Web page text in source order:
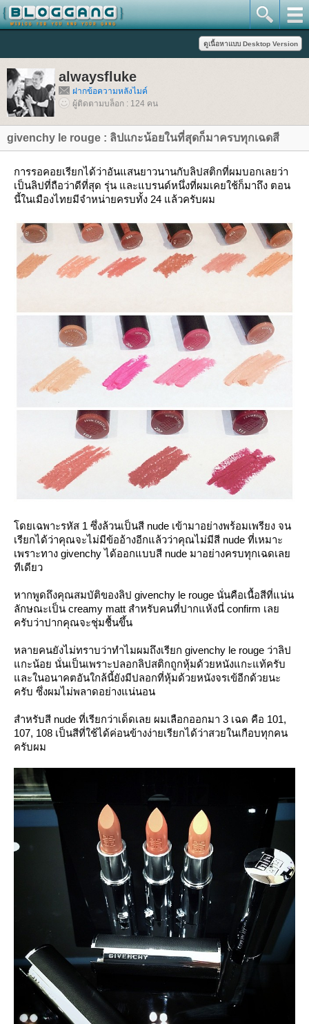
alwaysfluke
ฝากข้อความหลังไมค์
ผู้ติดตามบล็อก : 124 คน
givenchy le rouge : ลิปแกะน้อยในที่สุดก็มาครบทุกเฉดสี
การรอคอยเรียกได้ว่าอันแสนยาวนานกับลิปสติกที่ผมบอกเลยว่า
เป็นลิปที่ถือว่าดีที่สุด รุ่น และแบรนด์หนึ่งที่ผมเคยใช้ก็มาถึง ตอน
นี้ในเมืองไทยมีจำหน่ายครบทั้ง 24 แล้วครับผม
ดยเฉพาะรหัส 1 ซึ่งล้วนเป็นสี nude เข้ามาอย่างพร้อมเพรียง จน
เรียกได้ว่าคุณจะไม่มีข้ออ้างอีกแล้วว่าคุณไม่มีสี nude ที่เหมาะ
เพราะทาง givenchy ได้ออกแบบสี nude มาอย่างครบทุกเฉดเล
ทีเดียว
หากพูดถึงคุณสมบัติของลิป givenchy le rouge นั่นคือเนื้อสีที่แน่น
ลักษณะเป็น creamy matt สำหรับคนที่ปากแห้งนี่ confirm เล
ครับว่าปากคุณจะชุ่มชื้นขึ้น
หลายคนยังไม่ทราบว่าทำไมผมถึงเรียก givenchy le rouge ว่าลิป
กะน้อย นั่นเป็นเพราะปลอกลิปสติกถูกหุ้มด้วยหนังแกะแท้ครับ
ละในอนาคตอันใกล้นี้ยังมีปลอกที่หุ้มด้วยหนังจรเข้อีกด้วยนะ
ครับ ซึ่งผมไม่พลาดอย่างแน่นอน
สำหรับสี nude ที่เรียกว่าเด็ดเลย ผมเลือกออกมา 3 เฉด คือ 101,
107, 108 เป็นสีที่ใช้ได้ค่อนข้างง่ายเรียกได้ว่าสวยในเกือบทุกคน
ครับผม